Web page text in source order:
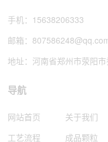
手机： 15638206333
邮箱：
地址：河南省郑州市荥阳
导航
网站首页 关于我们
工艺流程
成品颗粒